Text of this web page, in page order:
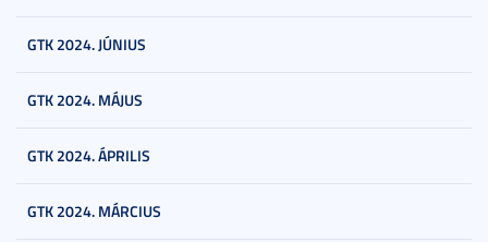
GTK 2024. JÚNIUS
GTK 2024. MÁJUS
GTK 2024. ÁPRILIS
GTK 2024. MÁRCIUS